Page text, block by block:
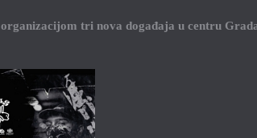
organizacijom tri nova događaja u centru